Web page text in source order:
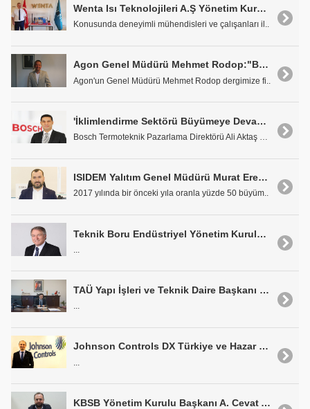
Wenta Isı Teknolojileri A.Ş Yönetim Kurulu Başkanı Fatih Aydın: 'Yeni Yatırımlarla Büyüyoruz'
Konusunda deneyimli mühendisleri ve çalışanları il..
Agon Genel Müdürü Mehmet Rodop:"Bakış Açımızda Rakip Diye Birşey Yok"
Agon'un Genel Müdürü Mehmet Rodop dergimize fi..
'İklimlendirme Sektörü Büyümeye Devam Edecek'
Bosch Termoteknik Pazarlama Direktörü Ali Aktaş de..
ISIDEM Yalıtım Genel Müdürü Murat Erenoğlu: "Hedefimiz Amerika Kıtasında Daha Etkin Olmak"
2017 yılında bir önceki yıla oranla yüzde 50 büyüm..
Teknik Boru Endüstriyel Yönetim Kurulu Başkanı Esat Köprülü: 'Müşterilerimize Öngörüleri Doğrultusunda En Uygun Çözümleri Sunuyoruz'
TAÜ Yapı İşleri ve Teknik Daire Başkanı Kurtuluş Kaya: 'Cihazlar ve Satış Sonrası Hizmetler Kalitesinden Dolayı Form'u Seçtik'
...
Johnson Controls DX Türkiye ve Hazar Bölgesi Genel Müdürü Bahadır Taşkonak: 'Hitachi ile Birlikte Gücümüze Güç Kattık'
KBSB Yönetim Kurulu Başkanı A. Cevat Akkaya: 'Türkler Bu İşi İyi Yapıyor Dedirteceğiz'